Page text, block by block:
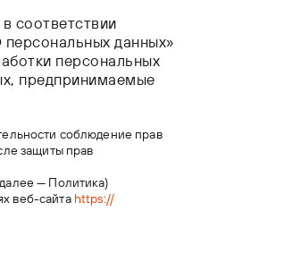
соответствии
данных»
персональных
предпринимаемые
соблюдение прав
защиты прав
— Политика)
веб-сайта https://